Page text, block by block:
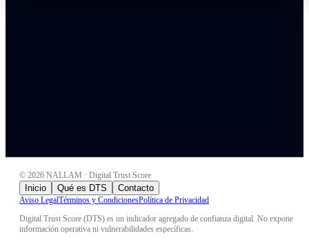
© 2026 NALLAM · Digital Trust Score
Inicio Qué es DTS Contacto
Aviso LegalTérminos y CondicionesPolítica de Privacidad
Digital Trust Score (DTS) es un indicador agregado de confianza digital. No expone
información operativa ni vulnerabilidades específicas.